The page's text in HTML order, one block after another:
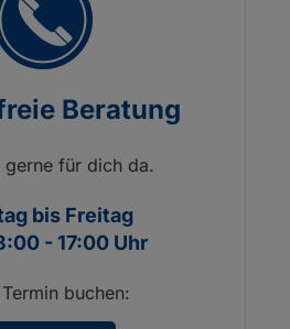
Beratung
für dich da.
bis Freitag
- 17:00 Uhr
buchen: